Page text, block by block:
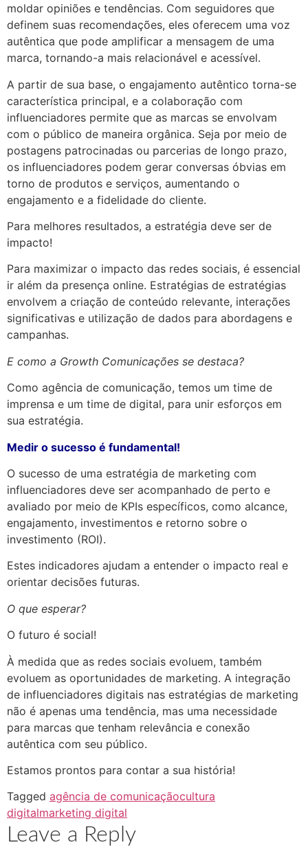
moldar opiniões e tendências. Com seguidores que
definem suas recomendações, eles oferecem uma voz
autêntica que pode amplificar a mensagem de uma
marca, tornando-a mais relacionável e acessível.
A partir de sua base, o engajamento autêntico torna-se
característica principal, e a colaboração com
influenciadores permite que as marcas se envolvam
com o público de maneira orgânica. Seja por meio de
postagens patrocinadas ou parcerias de longo prazo,
os influenciadores podem gerar conversas óbvias em
torno de produtos e serviços, aumentando o
engajamento e a fidelidade do cliente.
Para melhores resultados, a estratégia deve ser de
impacto!
Para maximizar o impacto das redes sociais, é essencial
ir além da presença online. Estratégias de estratégias
envolvem a criação de conteúdo relevante, interações
significativas e utilização de dados para abordagens e
campanhas.
E como a Growth Comunicações se destaca?
Como agência de comunicação, temos um time de
imprensa e um time de digital, para unir esforços em
sua estratégia.
Medir o sucesso é fundamental!
O sucesso de uma estratégia de marketing com
influenciadores deve ser acompanhado de perto e
avaliado por meio de KPIs específicos, como alcance,
engajamento, investimentos e retorno sobre o
investimento (ROI).
Estes indicadores ajudam a entender o impacto real e
orientar decisões futuras.
O que esperar?
O futuro é social!
À medida que as redes sociais evoluem, também
evoluem as oportunidades de marketing. A integração
de influenciadores digitais nas estratégias de marketing
não é apenas uma tendência, mas uma necessidade
para marcas que tenham relevância e conexão
autêntica com seu público.
Estamos prontos para contar a sua história!
Tagged agência de comunicaçãocultura
digitalmarketing digital
Leave a Reply